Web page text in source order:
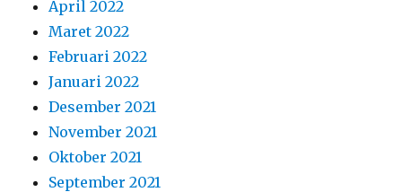
April 2022
Maret 2022
Februari 2022
Januari 2022
Desember 2021
November 2021
Oktober 2021
September 2021